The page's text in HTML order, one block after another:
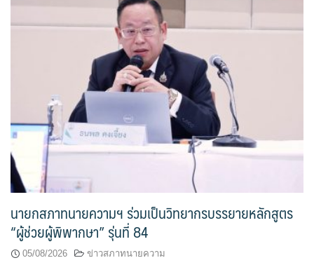
นายกสภาทนายความฯ ร่วมเป็นวิทยากรบรรยายหลักสูตร
“ผู้ช่วยผู้พิพากษา” รุ่นที่ 84
05/08/2026 ข่าวสภาทนายความ